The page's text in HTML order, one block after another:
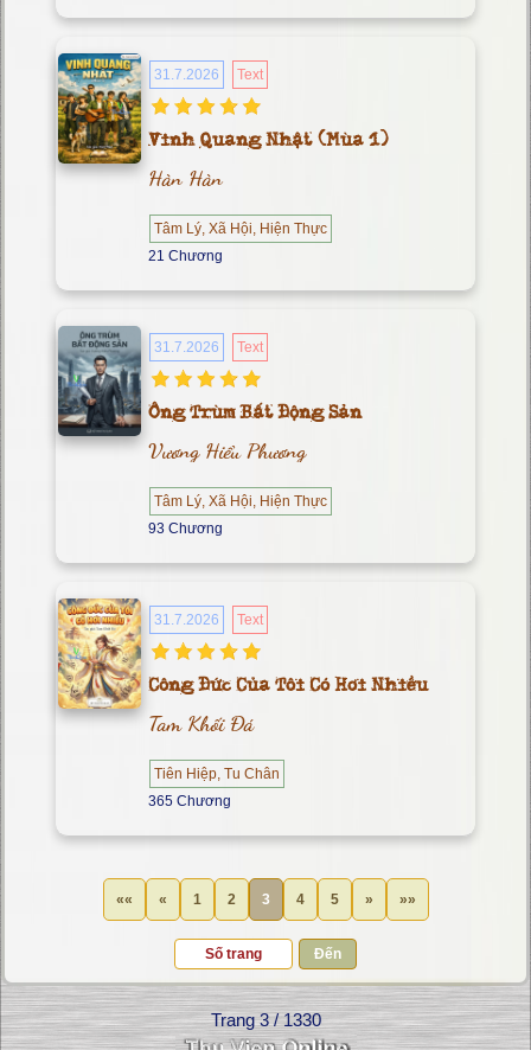
31.7.2026 Text
Vinh Quang Nhật (Mùa 1)
Hàn Hàn
Tâm Lý, Xã Hội, Hiện Thực
21 Chương
31.7.2026 Text
Ông Trùm Bất Động Sản
Vương Hiểu Phương
Tâm Lý, Xã Hội, Hiện Thực
93 Chương
31.7.2026 Text
Công Đức Của Tôi Có Hơi Nhiều
Tam Khối Đá
Tiên Hiệp, Tu Chân
365 Chương
«« « 1 2 3 4 5 » »»
Đến
Trang 3 / 1330